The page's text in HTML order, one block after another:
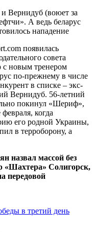
появилась
совета
с новым тренером
по-прежнему в числе
в списке – экс-
Вернидуб. 56-летний
покинул «Шериф»,
когда
его родной Украины,
в терроборону, а
назвал массой без
«Шахтера» Солигорск,
передовой
в третий день